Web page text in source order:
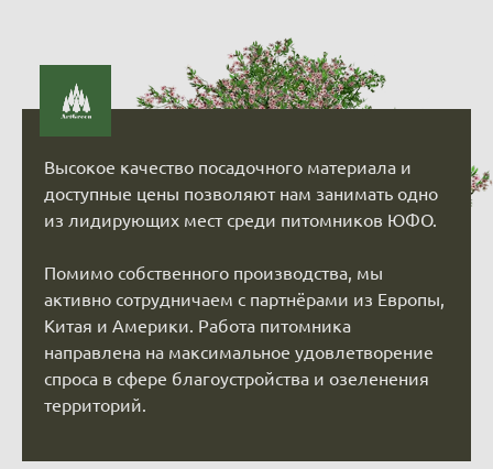
Высокое качество посадочного материала и
доступные цены позволяют нам занимать одно
из лидирующих мест среди питомников ЮФО.
Помимо собственного производства, мы
активно сотрудничаем с партнёрами из Европы,
Китая и Америки. Работа питомника
направлена на максимальное удовлетворение
спроса в сфере благоустройства и озеленения
территорий.